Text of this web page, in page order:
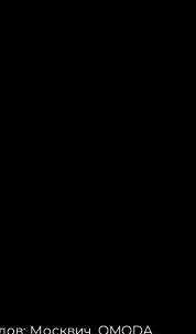
Москвич, OMODA,